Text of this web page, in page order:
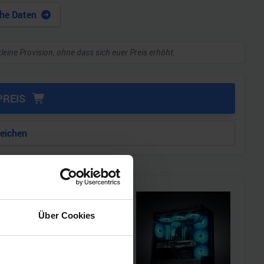
Über Cookies
Daten
Provision, ohne dass sich euer Preis erhöht.
MSI Gaming-PC zu
und den